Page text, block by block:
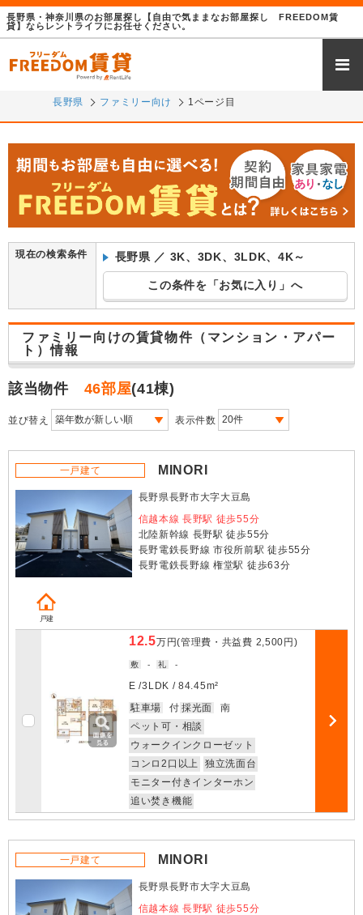
長野県・神奈川県のお部屋探し【自由で気ままなお部屋探し FREEDOM賃
貸】ならレントライフにお任せください。
諏訪エリア 諏訪市・茅野市・岡谷市
伊那エリア 伊那市・駒ヶ根市
飯田エリア 飯田市・松川町・高森町
長野県 ファミリー向け 1ページ目
現在の検索条件 長野県 ／ 3K、3DK、3LDK、4K～
この条件を「お気に入り」へ
ファミリー向けの賃貸物件（マンション・アパー
ト）情報
該当物件 46部屋(41棟)
並び替え 表示件数
一戸建て MINORI
長野県長野市大字大豆島
信越本線 長野駅 徒歩55分
北陸新幹線 長野駅 徒歩55分
長野電鉄長野線 市役所前駅 徒歩55分
長野電鉄長野線 権堂駅 徒歩63分
戸建
12.5万円(管理費・共益費 2,500円)
敷 - 礼 -
E /3LDK /84.45m²
駐車場
付 採光面
南
ペット可・相談
ウォークインクローゼット
コンロ2口以上
独立洗面台
モニター付きインターホン
追い焚き機能
一戸建て MINORI
長野県長野市大字大豆島
信越本線 長野駅 徒歩55分